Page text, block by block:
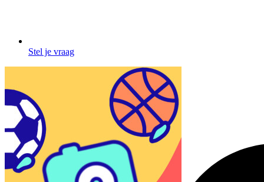
Stel je vraag